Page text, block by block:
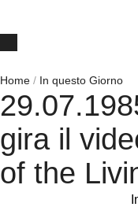
Home / In questo Giorno
gira il
of the